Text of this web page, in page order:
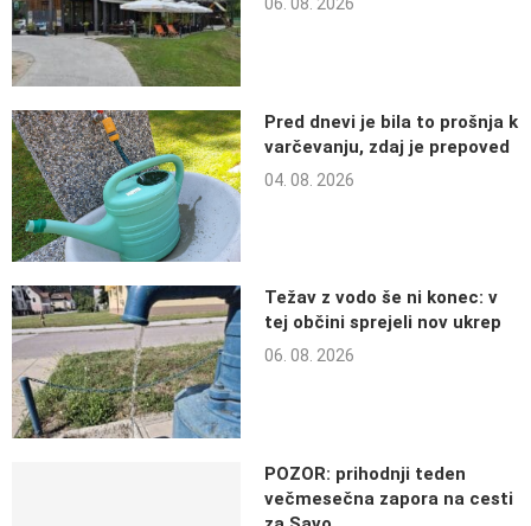
06. 08. 2026
Pred dnevi je bila to prošnja k
varčevanju, zdaj je prepoved
04. 08. 2026
Težav z vodo še ni konec: v
tej občini sprejeli nov ukrep
06. 08. 2026
POZOR: prihodnji teden
večmesečna zapora na cesti